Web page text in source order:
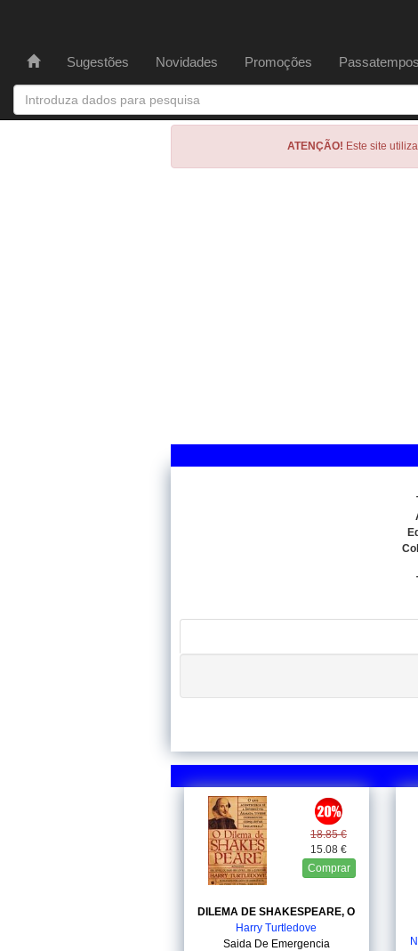
Sugestões Novidades Promoções Passatempos
ATENÇÃO! Este site
18.85 €
15.08 €
Comprar
DILEMA DE SHAKESPEARE, O
Harry Turtledove
Saida De Emergencia